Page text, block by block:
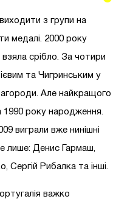
з групи на
медалі. 2000 року
срібло. За чотири
та Чигринським у
Але найкращого
року народження.
виграли вже нинішні
лише: Денис Гармаш,
Сергій Рибалка та інші.
важко